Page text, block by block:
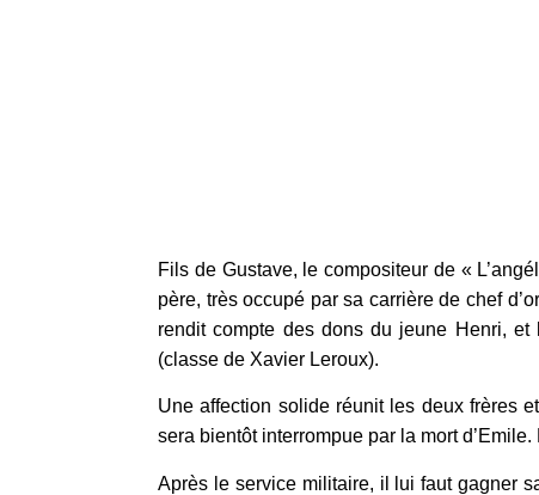
Fils de Gustave, le compositeur de «
père, très occupé par sa carrière de chef
rendit compte des dons du jeune Henri,
(classe de Xavier Leroux).
Une affection solide réunit les deux frères
sera bientôt interrompue par la mort
Après le service militaire, il lui faut gagner